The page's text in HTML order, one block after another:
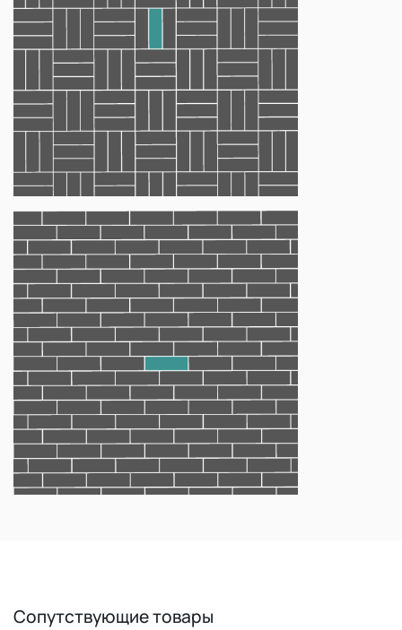
Сопутствующие товары